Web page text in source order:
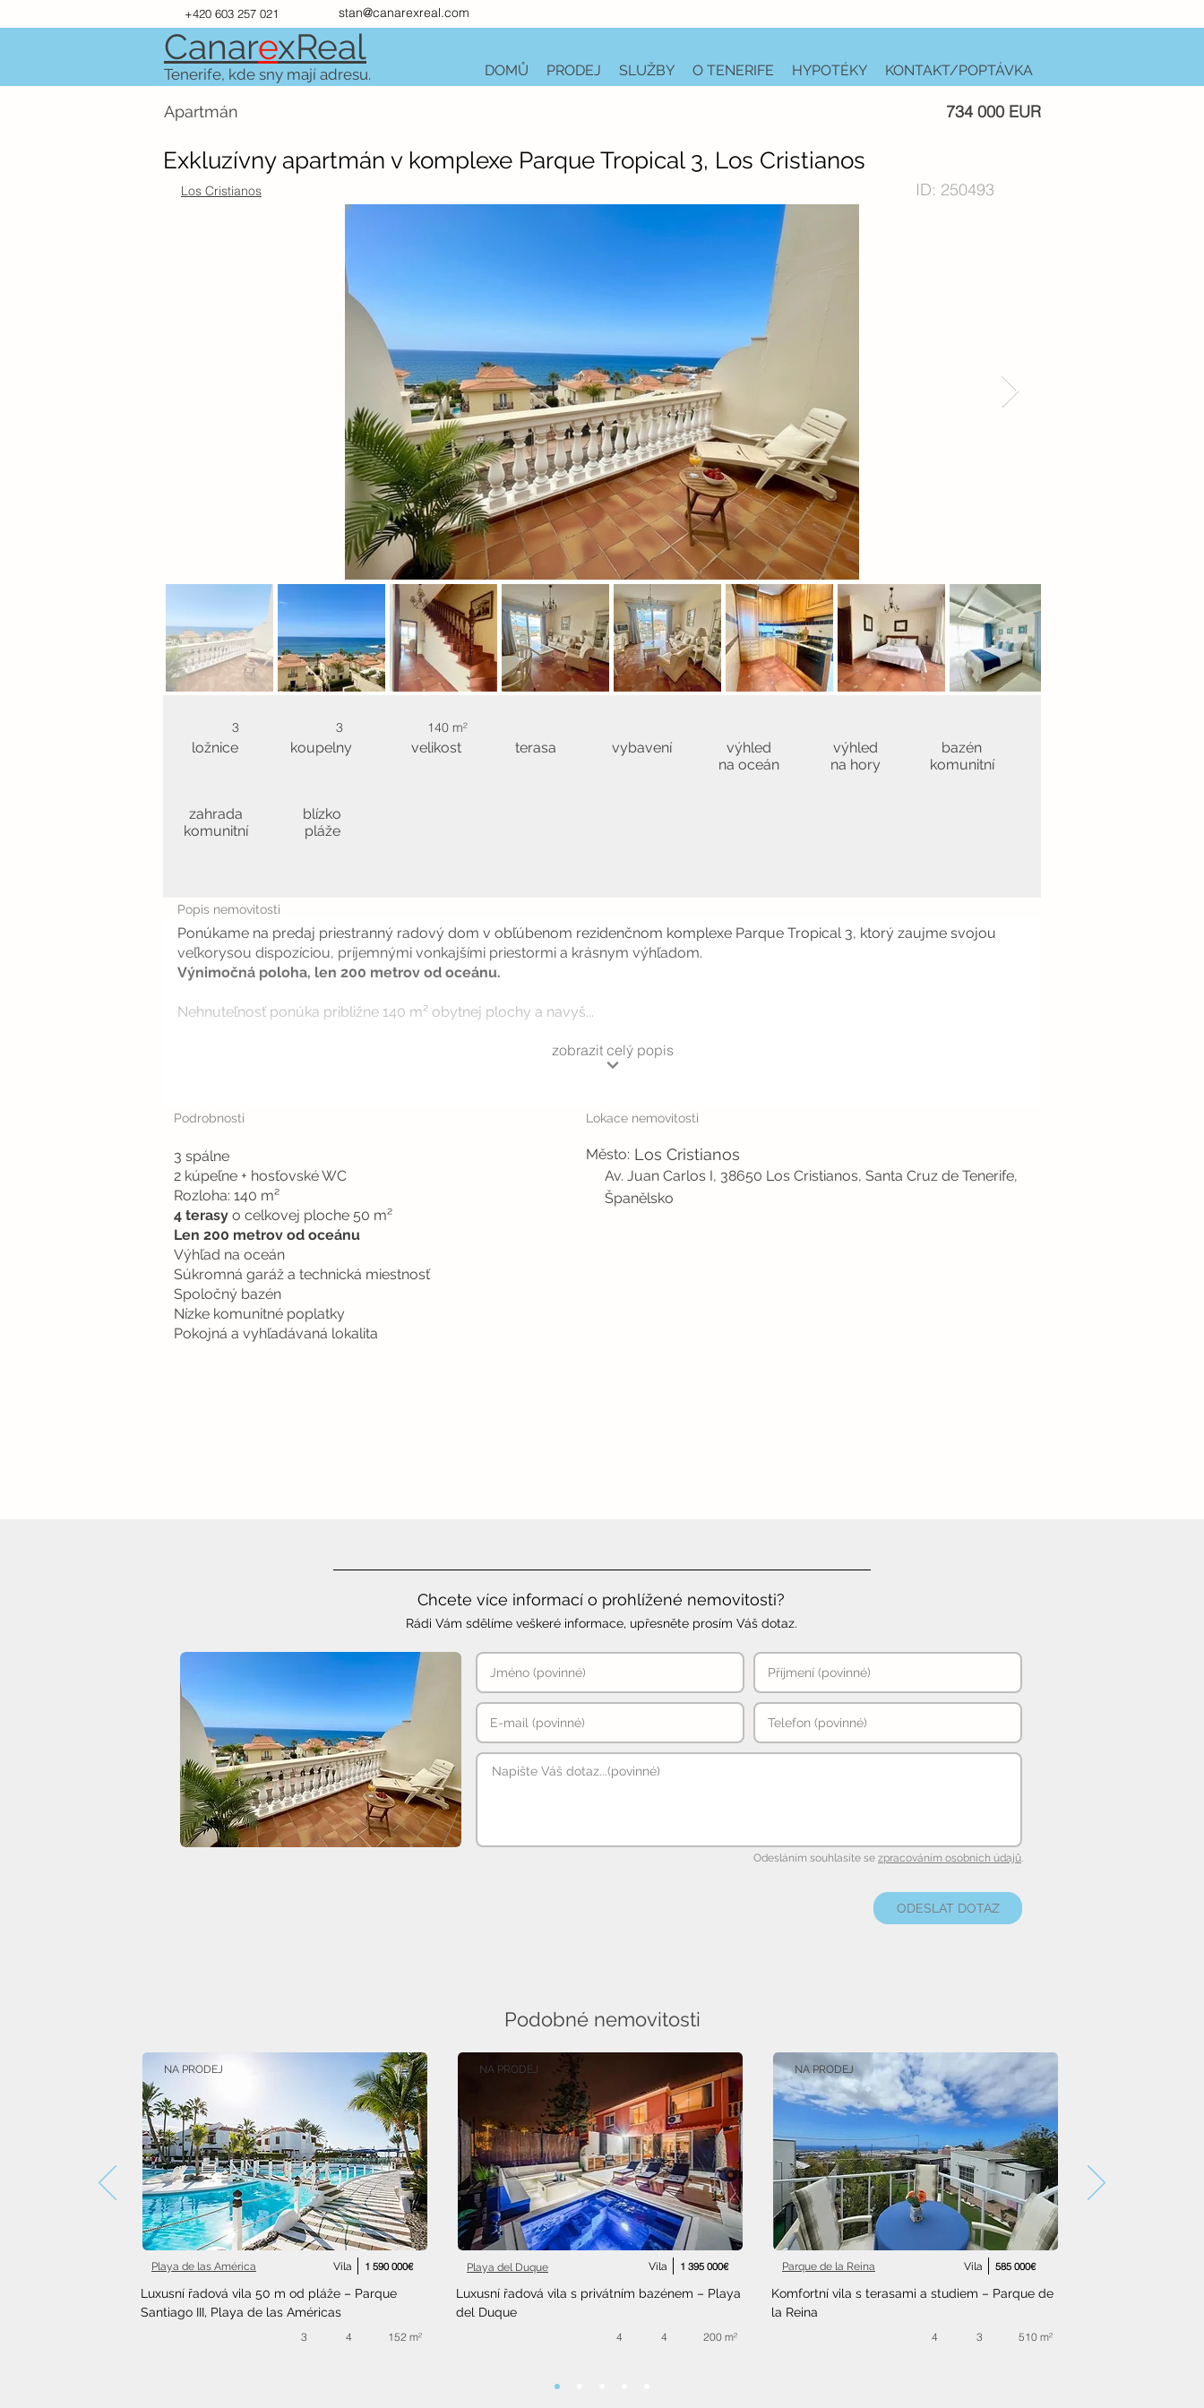
+420 603 257 021 stan@canarexreal.com
CanarexReal
Tenerife, kde sny mají adresu. DOMŮ PRODEJ SLUŽBY O TENERIFE HYPOTÉKY KONTAKT/POPTÁVKA
Apartmán 734 000 EUR
Exkluzívny apartmán v komplexe Parque Tropical 3, Los Cristianos
Los Cristianos ID: 250493
3
ložnice
3
koupelny
140 m²
velikost
zahrada
komunitní
blízko
pláže
terasa vybavení
výhled
na oceán
výhled
na hory
bazén
komunitní
Popis nemovitosti
Ponúkame na predaj priestranný radový dom v obľúbenom rezidenčnom komplexe Parque Tropical 3, ktorý zaujme svojou
veľkorysou dispozíciou, príjemnými vonkajšími priestormi a krásnym výhľadom.
Výnimočná poloha, len 200 metrov od oceánu.
Nehnuteľnosť ponúka približne 140 m² obytnej plochy a navyš...
zobrazit celý popis
Podrobnosti
3 spálne
2 kúpeľne + hosťovské WC
Rozloha: 140 m²
4 terasy o celkovej ploche 50 m²
Len 200 metrov od oceánu
Výhľad na oceán
Súkromná garáž a technická miestnosť
Spoločný bazén
Nízke komunitné poplatky
Pokojná a vyhľadávaná lokalita
Lokace nemovitosti
Město: Los Cristianos
Av. Juan Carlos I, 38650 Los Cristianos, Santa Cruz de Tenerife,
Španělsko
Chcete více informací o prohlížené nemovitosti?
Rádi Vám sdělíme veškeré informace, upřesněte prosím Váš dotaz.
Odesláním souhlasíte se zpracováním osobních údajů.
ODESLAT DOTAZ
NA PRODEJ
Vila
Playa de las América 1 590 000€
Luxusní řadová vila 50 m od pláže – Parque
Santiago III, Playa de las Américas
3 4 152 m²
NA PRODEJ
Vila
Playa del Duque 1 395 000€
Luxusní řadová vila s privátním bazénem – Playa
del Duque
4 4 200 m²
NA PRODEJ
Vila
Parque de la Reina 585 000€
Komfortní vila s terasami a studiem – Parque de
la Reina
4 3 510 m²
Podobné nemovitosti